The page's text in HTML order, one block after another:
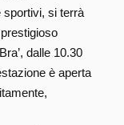
sportivi, si terrà
dalle 10.30
è aperta